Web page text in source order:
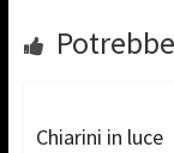
Chiarini in luce